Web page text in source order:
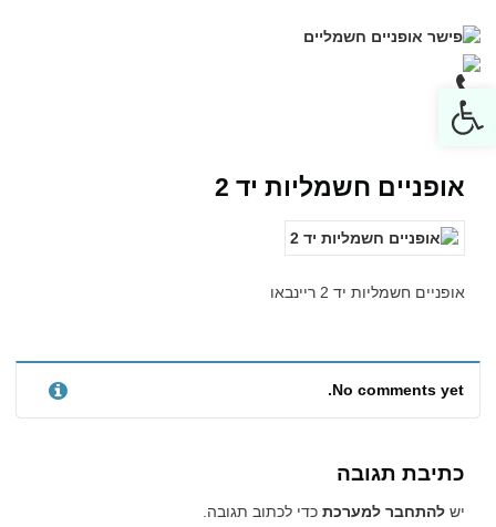
אופניים חשמליות יד 2
אופניים חשמליות יד 2 ריינבאו
No comments yet.
כתיבת תגובה
יש להתחבר למערכת כדי לכתוב תגובה.